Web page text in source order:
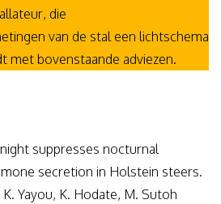
die
van de stal een lichtschema
met bovenstaande adviezen.
suppresses nocturnal
secretion in Holstein steers.
K. Yayou, K. Hodate, M. Sutoh